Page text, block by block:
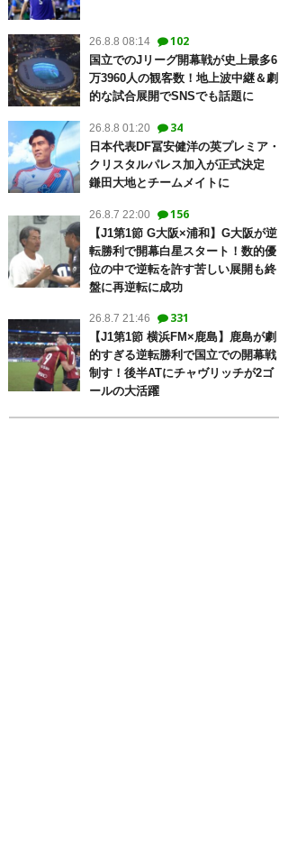
26.8.8 08:14 102
国立でのJリーグ開幕戦が史上最多6
万3960人の観客数！地上波中継＆劇
的な試合展開でSNSでも話題に
26.8.8 01:20 34
日本代表DF冨安健洋の英プレミア・
クリスタルパレス加入が正式決定
鎌田大地とチームメイトに
26.8.7 22:00 156
【J1第1節 G大阪×浦和】G大阪が逆
転勝利で開幕白星スタート！数的優
位の中で逆転を許す苦しい展開も終
盤に再逆転に成功
26.8.7 21:46 331
【J1第1節 横浜FM×鹿島】鹿島が劇
的すぎる逆転勝利で国立での開幕戦
制す！後半ATにチャヴリッチが2ゴ
ールの大活躍